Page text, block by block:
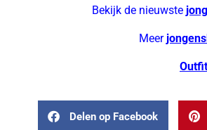
Bekijk de nieuwste
Meer
Delen op Facebook